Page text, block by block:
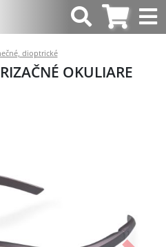
dioptrické
OKULIARE